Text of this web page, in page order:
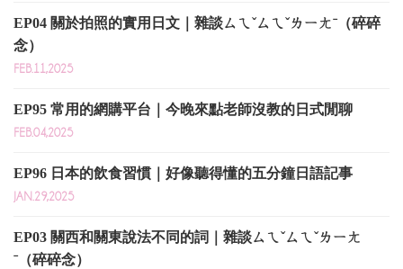
EP04 關於拍照的實用日文｜雜談ㄙㄟˇㄙㄟˇㄌㄧㄤˉ（碎碎
念）
FEB.11,2025
EP95 常用的網購平台｜今晚來點老師沒教的日式閒聊
FEB.04,2025
EP96 日本的飲食習慣｜好像聽得懂的五分鐘日語記事
JAN.29,2025
EP03 關西和關東說法不同的詞｜雜談ㄙㄟˇㄙㄟˇㄌㄧㄤ
ˉ（碎碎念）